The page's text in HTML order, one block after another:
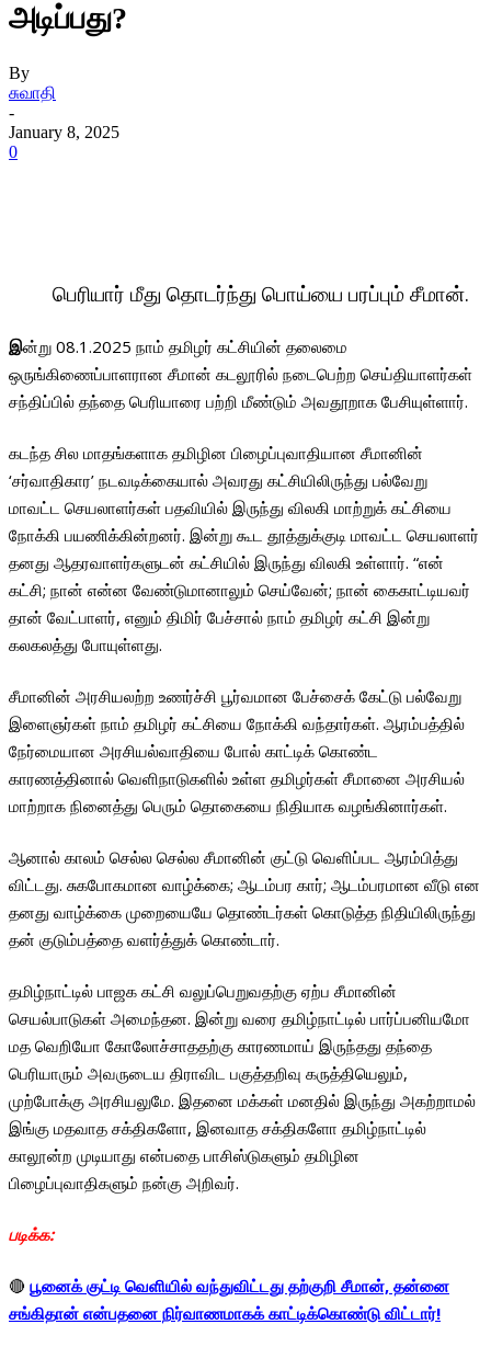
அடிப்பது?
By
சுவாதி
-
January 8, 2025
0
பெரியார் மீது தொடர்ந்து பொய்யை பரப்பும் சீமான்.
இன்று 08.1.2025 நாம் தமிழர் கட்சியின் தலைமை
ஒருங்கிணைப்பாளரான சீமான் கடலூரில் நடைபெற்ற செய்தியாளர்கள்
சந்திப்பில் தந்தை பெரியாரை பற்றி மீண்டும் அவதூறாக பேசியுள்ளார்.
கடந்த சில மாதங்களாக தமிழின பிழைப்புவாதியான சீமானின்
‘சர்வாதிகார’ நடவடிக்கையால் அவரது கட்சியிலிருந்து பல்வேறு
மாவட்ட செயலாளர்கள் பதவியில் இருந்து விலகி மாற்றுக் கட்சியை
நோக்கி பயணிக்கின்றனர். இன்று கூட தூத்துக்குடி மாவட்ட செயலாளர்
தனது ஆதரவாளர்களுடன் கட்சியில் இருந்து விலகி உள்ளார். “என்
கட்சி; நான் என்ன வேண்டுமானாலும் செய்வேன்; நான் கைகாட்டியவர்
தான் வேட்பாளர், எனும் திமிர் பேச்சால் நாம் தமிழர் கட்சி இன்று
கலகலத்து போயுள்ளது.
சீமானின் அரசியலற்ற உணர்ச்சி பூர்வமான பேச்சைக் கேட்டு பல்வேறு
இளைஞர்கள் நாம் தமிழர் கட்சியை நோக்கி வந்தார்கள். ஆரம்பத்தில்
நேர்மையான அரசியல்வாதியை போல் காட்டிக் கொண்ட
காரணத்தினால் வெளிநாடுகளில் உள்ள தமிழர்கள் சீமானை அரசியல்
மாற்றாக நினைத்து பெரும் தொகையை நிதியாக வழங்கினார்கள்.
ஆனால் காலம் செல்ல செல்ல சீமானின் குட்டு வெளிப்பட ஆரம்பித்து
விட்டது. சுகபோகமான வாழ்க்கை; ஆடம்பர கார்; ஆடம்பரமான வீடு என
தனது வாழ்க்கை முறையையே தொண்டர்கள் கொடுத்த நிதியிலிருந்து
தன் குடும்பத்தை வளர்த்துக் கொண்டார்.
தமிழ்நாட்டில் பாஜக கட்சி வலுப்பெறுவதற்கு ஏற்ப சீமானின்
செயல்பாடுகள் அமைந்தன. இன்று வரை தமிழ்நாட்டில் பார்ப்பனியமோ
மத வெறியோ கோலோச்சாததற்கு காரணமாய் இருந்தது தந்தை
பெரியாரும் அவருடைய திராவிட பகுத்தறிவு கருத்தியெலும்,
முற்போக்கு அரசியலுமே. இதனை மக்கள் மனதில் இருந்து அகற்றாமல்
இங்கு மதவாத சக்திகளோ, இனவாத சக்திகளோ தமிழ்நாட்டில்
காலூன்ற முடியாது என்பதை பாசிஸ்டுகளும் தமிழின
பிழைப்புவாதிகளும் நன்கு அறிவர்.
படிக்க:
🔴 பூனைக் குட்டி வெளியில் வந்துவிட்டது தற்குறி சீமான், தன்னை
சங்கிதான் என்பதனை நிர்வாணமாகக் காட்டிக்கொண்டு விட்டார்!